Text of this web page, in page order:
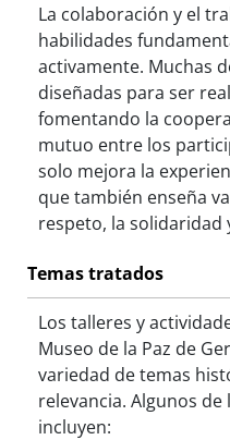
La colaboración y el
habilidades
activamente. Muchas
diseñadas para ser
fomentando la
mutuo entre los
solo mejora la
que también enseña
respeto, la solidaridad
Temas tratados
Los talleres y
Museo de la Paz de
variedad de temas
relevancia. Algunos
incluyen: